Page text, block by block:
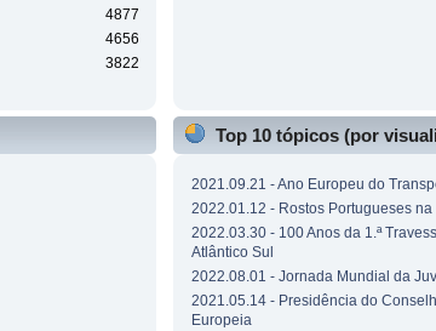
4877
4656
3822
Top 10 tópicos (por
2021.09.21 - Ano Europeu do
2022.01.12 - Rostos Portugueses na
2022.03.30 - 100 Anos da 1.ª
Atlântico Sul
2022.08.01 - Jornada Mundial da
2021.05.14 - Presidência do
Europeia